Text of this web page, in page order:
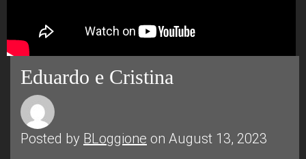
Eduardo e Cristina
Posted by BLoggione on August 13, 2023